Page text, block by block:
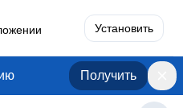
Установить
Получить